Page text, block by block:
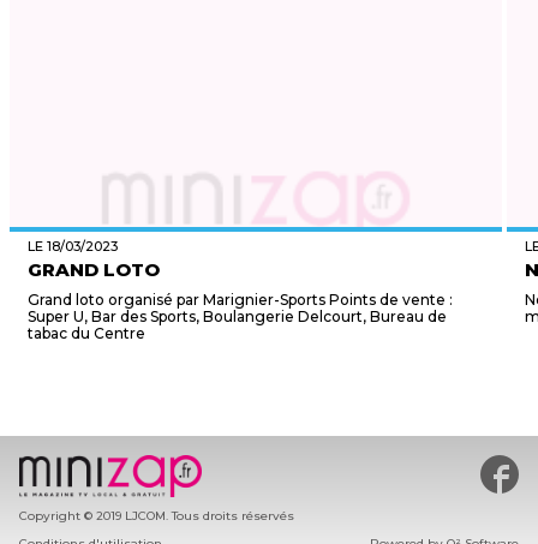
LE 18/03/2023
GRAND LOTO
Grand loto organisé par Marignier-Sports Points de vente :
Super U, Bar des Sports, Boulangerie Delcourt, Bureau de
tabac du Centre
Copyright © 2019 LJCOM. Tous droits réservés